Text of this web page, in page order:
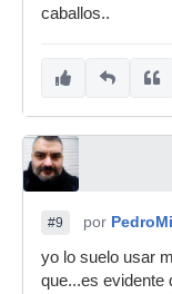
caballos..
#9 por
yo lo suelo usar
que...es evidente